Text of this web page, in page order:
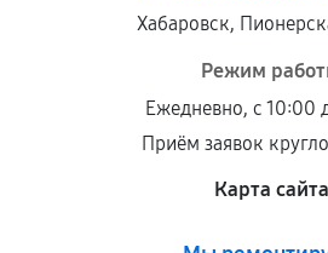
Хабаровск,
Режим
Ежедневно, с 10:00
Приём заявок
Карта сайта